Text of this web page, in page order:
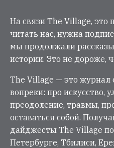
На связи The Village,
читать нас, нужна
мы продолжали
истории. Это не дороже,
The Village — это журнал
вопреки: про искусство,
преодоление, травмы,
оставаться собой.
дайджесты The Village
Петербурге, Тбилиси,